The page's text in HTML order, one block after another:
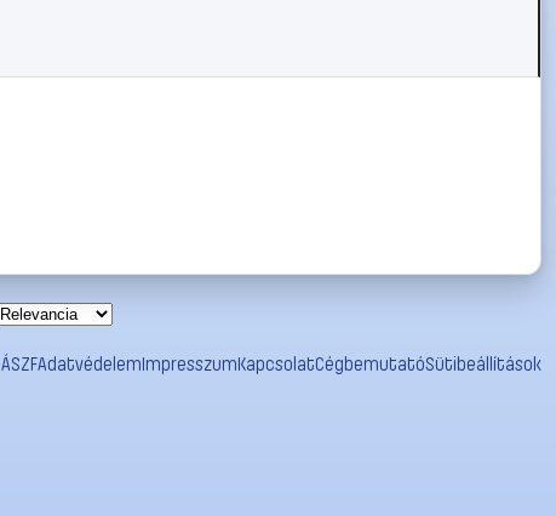
ÁSZFAdatvédelemImpresszumKapcsolatCégbemutatóSütibeállítások